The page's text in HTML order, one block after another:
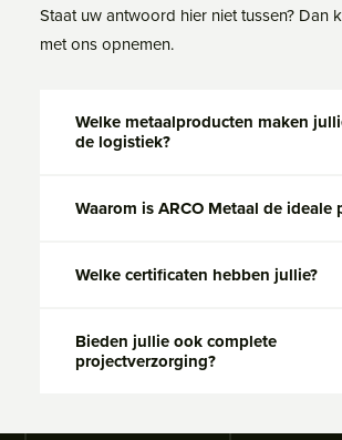
Staat uw antwoord hier niet tussen? Dan
met ons opnemen.
Welke metaalproducten maken
de logistiek?
Waarom is ARCO Metaal de ideale
Welke certificaten hebben jullie?
Bieden jullie ook complete
projectverzorging?